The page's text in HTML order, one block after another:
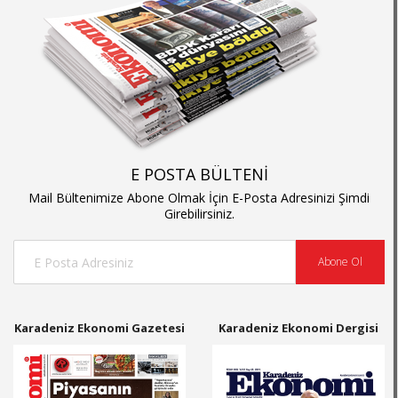
E POSTA BÜLTENİ
Mail Bültenimize Abone Olmak İçin E-Posta Adresinizi Şimdi
Girebilirsiniz.
Abone Ol
Karadeniz Ekonomi Gazetesi Karadeniz Ekonomi Dergisi